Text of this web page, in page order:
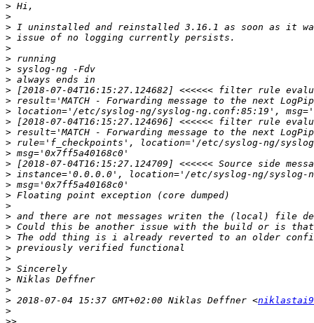
>
>
>
>
>
>
>
>
>
>
>
>
>
>
>
>
>
>
>
>
>
>
>
>
>
>
>
>
> 2018-07-04 15:37 GMT+02:00 Niklas Deffner <
>